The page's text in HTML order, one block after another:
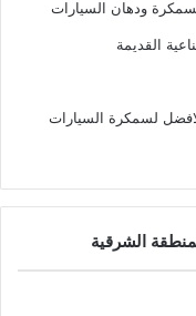
ودهان السيارات
القديمة
لسمكرة السيارات
الشرقية